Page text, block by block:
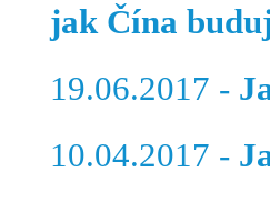
jak Čína
19.06.2017 -
10.04.2017 -